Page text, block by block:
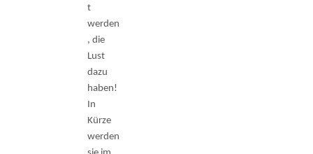
t
werden
, die
Lust
dazu
haben!
In
Kürze
werden